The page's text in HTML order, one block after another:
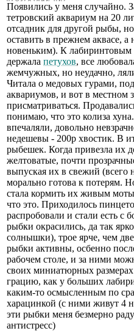
Появились у меня случайно.
тетровский аквариум на 20
отсадник для другой рыбы,
оставить в прежнем аквасе, а
новеньким). К лабиринтовым
держала петухов, все
жемчужных, но неудачно,
Читала о медовых гурами,
аквариумов, и вот в местном
присматриваться.
понимаю, что это колиза
впечаляли, довольно
недешевы - 200р хвостик. В
рыбешек. Когда привезла их
желтоватые, почти
выпуская их в свежий (всего
морально готова к потерям.
стала кормить их живым
что это. Приходилось
распробовали и стали есть с
рыбки окрасились, да так
солнышки), трое ярче, чем
рыбки активны, осбенно
рабочем столе, и за ними
своих миниатюрных
грацию, как у больших
каким-то осмысленным по
харацинкой (с ними живут 4
эти рыбки меня безмерно
антистресс)